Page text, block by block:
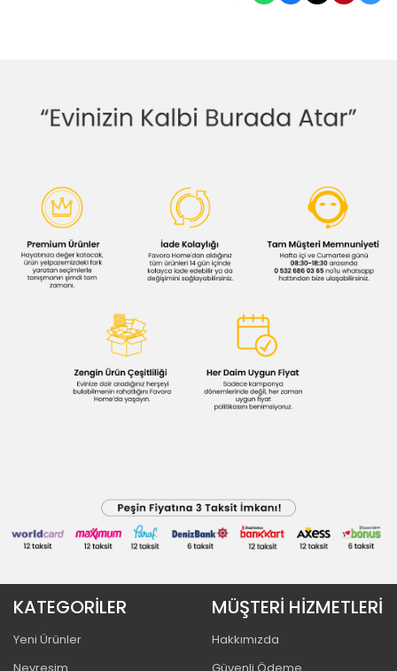
KATEGORİLER
Yeni Ürünler
Nevresim
MÜŞTERİ HİZMETLERİ
Hakkımızda
Güvenli Ödeme